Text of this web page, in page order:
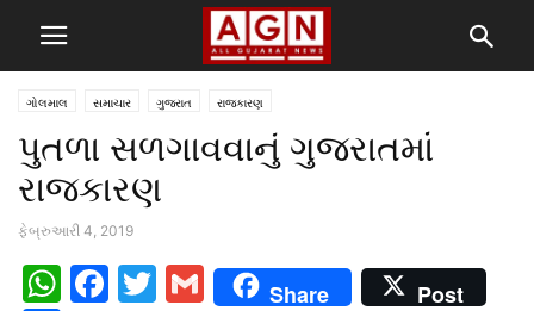
ગોલમાલ સમાચાર ગુજરાત રાજકારણ
પુતળા સળગાવવાનું ગુજરાતમાં
રાજકારણ
ફેબ્રુઆરી 4, 2019
WhatsApp
Facebook
Twitter
Gmail
Share Post